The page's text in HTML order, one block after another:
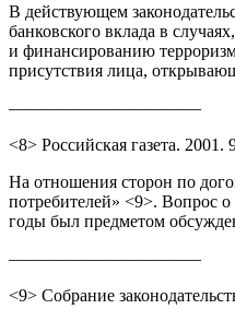
В действующем
банковского вклада в
и финансированию
присутствия лица,
———————————
<8> Российская газета. 2001.
На отношения сторон по
потребителей» <9>. Вопрос
годы был предметом
———————————
<9> Собрание